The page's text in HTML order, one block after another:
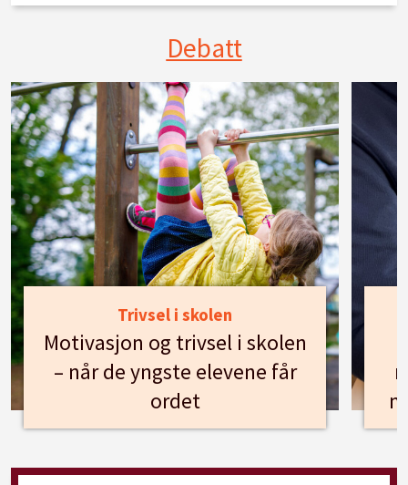
Debatt
Trivsel i skolen
Motivasjon og trivsel i skolen
– når de yngste elevene får
ordet